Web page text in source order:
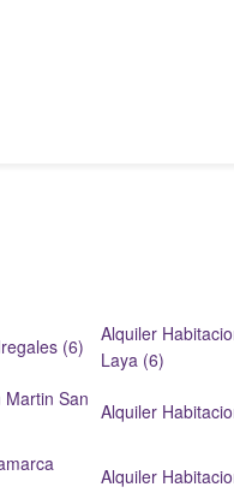
(6)
Alquiler
Laya (6)
San
Alquiler
Alquiler